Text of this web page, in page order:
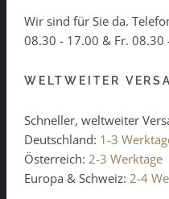
Wir sind für Sie da.
08.30 - 17.00 & Fr. 08.30
WELTWEITER
Schneller, weltweiter
Deutschland: 1-3
Österreich: 2-3 Werktage
Europa & Schweiz: 2-4